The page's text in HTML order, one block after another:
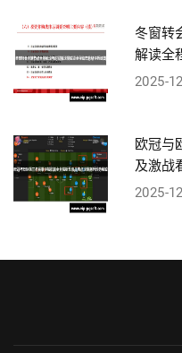
冬窗转
解读全
2025-
欧冠与
及激战
2025-